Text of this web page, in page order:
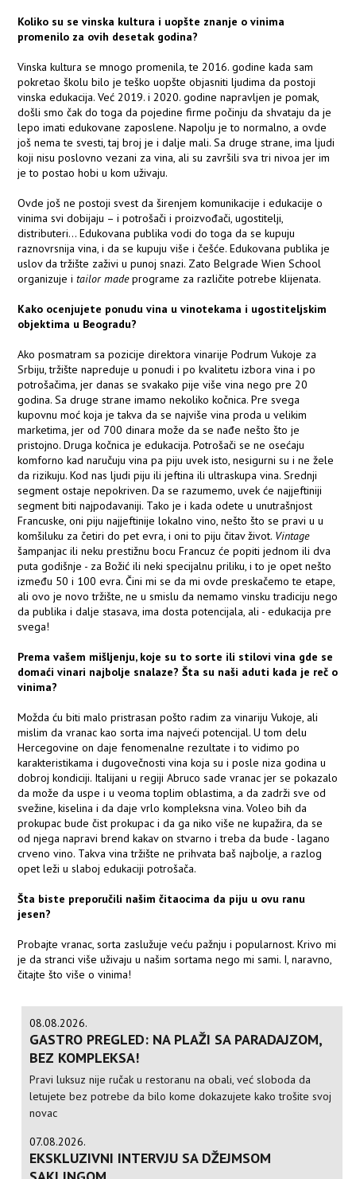
Koliko su se vinska kultura i uopšte znanje o vinima
promenilo za ovih desetak godina?
Vinska kultura se mnogo promenila, te 2016. godine kada sam
pokretao školu bilo je teško uopšte objasniti ljudima da postoji
vinska edukacija. Već 2019. i 2020. godine napravljen je pomak,
došli smo čak do toga da pojedine firme počinju da shvataju da je
lepo imati edukovane zaposlene. Napolju je to normalno, a ovde
još nema te svesti, taj broj je i dalje mali. Sa druge strane, ima ljudi
koji nisu poslovno vezani za vina, ali su završili sva tri nivoa jer im
je to postao hobi u kom uživaju.
Ovde još ne postoji svest da širenjem komunikacije i edukacije o
vinima svi dobijaju – i potrošači i proizvođači, ugostitelji,
distributeri... Edukovana publika vodi do toga da se kupuju
raznovrsnija vina, i da se kupuju više i češće. Edukovana publika je
uslov da tržište zaživi u punoj snazi. Zato Belgrade Wien School
organizuje itailor madeprograme za različite potrebe klijenata.
Kako ocenjujete ponudu vina u vinotekama i ugostiteljskim
objektima u Beogradu?
Ako posmatram sa pozicije direktora vinarije Podrum Vukoje za
Srbiju, tržište napreduje u ponudi i po kvalitetu izbora vina i po
potrošačima, jer danas se svakako pije više vina nego pre 20
godina. Sa druge strane imamo nekoliko kočnica. Pre svega
kupovnu moć koja je takva da se najviše vina proda u velikim
marketima, jer od 700 dinara može da se nađe nešto što je
pristojno. Druga kočnica je edukacija. Potrošači se ne osećaju
komforno kad naručuju vina pa piju uvek isto, nesigurni su i ne žele
da rizikuju. Kod nas ljudi piju ili jeftina ili ultraskupa vina. Srednji
segment ostaje nepokriven. Da se razumemo, uvek će najjeftiniji
segment biti najpodavaniji. Tako je i kada odete u unutrašnjost
Francuske, oni piju najjeftinije lokalno vino, nešto što se pravi u u
komšiluku za četiri do pet evra, i oni to piju čitav život. Vintage
šampanjac ili neku prestižnu bocu Francuz će popiti jednom ili dva
puta godišnje - za Božić ili neki specijalnu priliku, i to je opet nešto
između 50 i 100 evra. Čini mi se da mi ovde preskačemo te etape,
ali ovo je novo tržište, ne u smislu da nemamo vinsku tradiciju nego
da publika i dalje stasava, ima dosta potencijala, ali - edukacija pre
svega!
Prema vašem mišljenju, koje su to sorte ili stilovi vina gde se
domaći vinari najbolje snalaze? Šta su naši aduti kada je reč o
vinima?
Možda ću biti malo pristrasan pošto radim za vinariju Vukoje, ali
mislim da vranac kao sorta ima najveći potencijal. U tom delu
Hercegovine on daje fenomenalne rezultate i to vidimo po
karakteristikama i dugovečnosti vina koja su i posle niza godina u
dobroj kondiciji. Italijani u regiji Abruco sade vranac jer se pokazalo
da može da uspe i u veoma toplim oblastima, a da zadrži sve od
svežine, kiselina i da daje vrlo kompleksna vina. Voleo bih da
prokupac bude čist prokupac i da ga niko više ne kupažira, da se
od njega napravi brend kakav on stvarno i treba da bude - lagano
crveno vino. Takva vina tržište ne prihvata baš najbolje, a razlog
opet leži u slaboj edukaciji potrošača.
Šta biste preporučili našim čitaocima da piju u ovu ranu
jesen?
Probajte vranac, sorta zaslužuje veću pažnju i popularnost. Krivo mi
je da stranci više uživaju u našim sortama nego mi sami. I, naravno,
čitajte što više o vinima!
08.08.2026.
GASTRO PREGLED: NA PLAŽI SA PARADAJZOM,
BEZ KOMPLEKSA!
Pravi luksuz nije ručak u restoranu na obali, već sloboda da
letujete bez potrebe da bilo kome dokazujete kako trošite svoj
novac
07.08.2026.
EKSKLUZIVNI INTERVJU SA DŽEJMSOM